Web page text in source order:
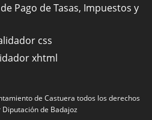
Pago de Tasas, Impuestos y
de Castuera todos los derechos
de Badajoz